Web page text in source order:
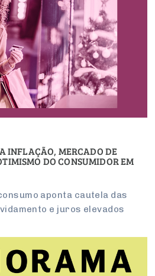
INFLAÇÃO, MERCADO DE
DO CONSUMIDOR EM
aponta cautela das
e juros elevados